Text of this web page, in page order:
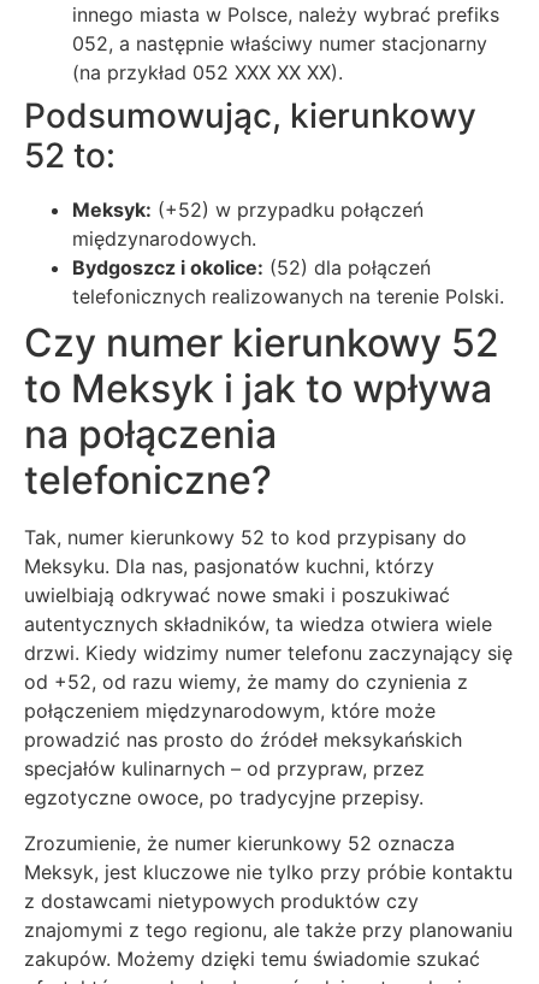
innego miasta w Polsce, należy wybrać prefiks
052, a następnie właściwy numer stacjonarny
(na przykład 052 XXX XX XX).
Podsumowując, kierunkowy
52 to:
Meksyk: (+52) w przypadku połączeń
międzynarodowych.
Bydgoszcz i okolice: (52) dla połączeń
telefonicznych realizowanych na terenie Polski.
Czy numer kierunkowy 52
to Meksyk i jak to wpływa
na połączenia
telefoniczne?
Tak, numer kierunkowy 52 to kod przypisany do
Meksyku. Dla nas, pasjonatów kuchni, którzy
uwielbiają odkrywać nowe smaki i poszukiwać
autentycznych składników, ta wiedza otwiera wiele
drzwi. Kiedy widzimy numer telefonu zaczynający się
od +52, od razu wiemy, że mamy do czynienia z
połączeniem międzynarodowym, które może
prowadzić nas prosto do źródeł meksykańskich
specjałów kulinarnych – od przypraw, przez
egzotyczne owoce, po tradycyjne przepisy.
Zrozumienie, że numer kierunkowy 52 oznacza
Meksyk, jest kluczowe nie tylko przy próbie kontaktu
z dostawcami nietypowych produktów czy
znajomymi z tego regionu, ale także przy planowaniu
zakupów. Możemy dzięki temu świadomie szukać